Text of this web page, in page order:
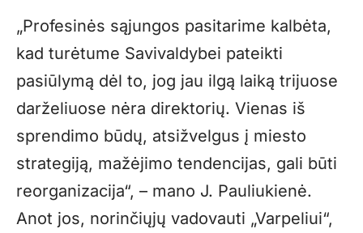
„Profesinės sąjungos pasitarime kalbėta,
kad turėtume Savivaldybei pateikti
pasiūlymą dėl to, jog jau ilgą laiką trijuose
darželiuose nėra direktorių. Vienas iš
sprendimo būdų, atsižvelgus į miesto
strategiją, mažėjimo tendencijas, gali būti
reorganizacija“, – mano J. Pauliukienė.
Anot jos, norinčiųjų vadovauti „Varpeliui“,